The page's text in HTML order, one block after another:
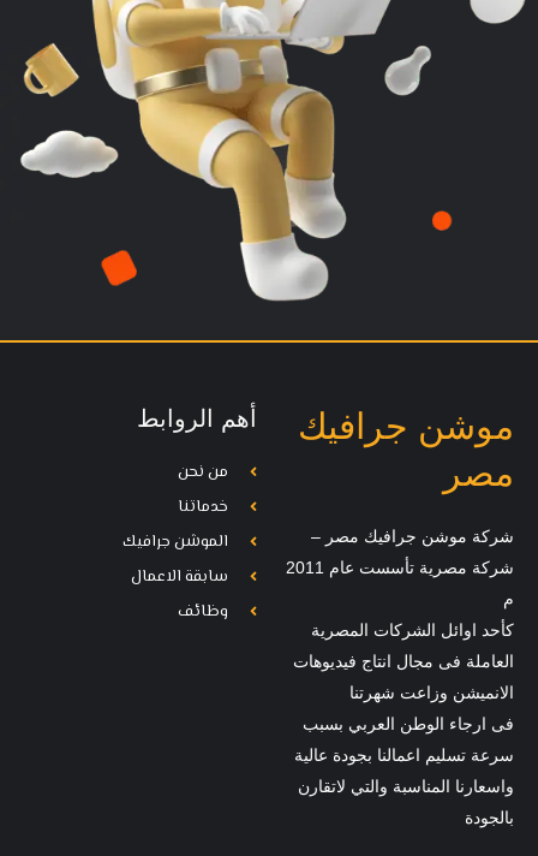
موشن جرافيك
مصر
شركة موشن جرافيك مصر –
شركة مصرية تأسست عام 2011
م
كأحد اوائل الشركات المصرية
العاملة فى مجال انتاج فيديوهات
الانميشن وزاعت شهرتنا
فى ارجاء الوطن العربي بسبب
سرعة تسليم اعمالنا بجودة عالية
واسعارنا المناسبة والتي لاتقارن
بالجودة
أهم الروابط
من نحن
خدماتنا
الموشن جرافيك
سابقة الاعمال
وظائف